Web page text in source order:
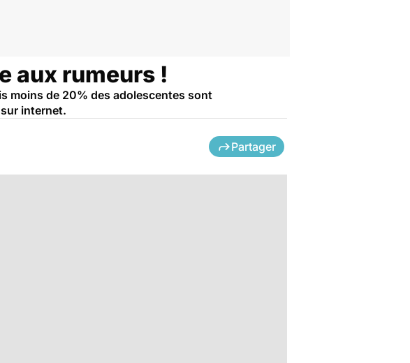
aux rumeurs !
moins de 20% des adolescentes sont
internet.
Partager